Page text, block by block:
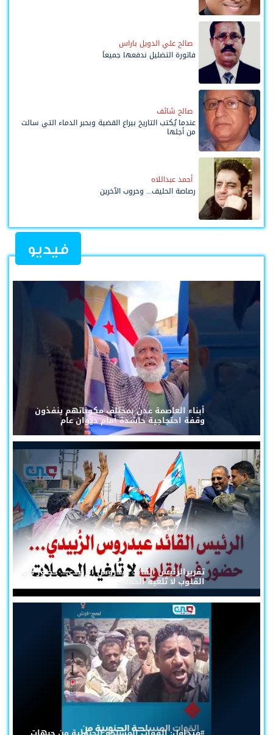
صالح علي الدويل باراس
فاتورة التضليل ندفعها جميعاً
صالح شائف
عندما يُكتب التاريخ بيراع القضية وبحبر الدماء التي سالت
من أجلها
أحمد عبداللاه
رصاصة الحليف... وحروب الآخرين
فيديو
أبناء العاصمة عدن بمختلف مكوناتهم ينفذون
وقفة احتجاجية حاشدة أمام ديوان عام
تقريرالرئيس القائد عيدروس الزُبيدي... حضورٌ في
القلوب لا تُلغيه الحملات